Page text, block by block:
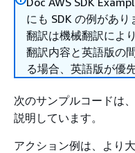
にも SDK の例があり
翻訳は機械翻訳によ
翻訳内容と英語版の
る場合、英語版が優
次のサンプルコードは、
説明しています。
アクション例は、より